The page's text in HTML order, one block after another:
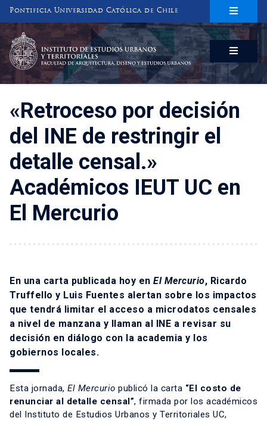
Pontificia Universidad Católica de Chile
INSTITUTO DE ESTUDIOS URBANOS
Y TERRITORIALES
FACULTAD DE ARQUITECTURA, DISEÑO Y ESTUDIOS URBANOS
«Retroceso por decisión
del INE de restringir el
detalle censal.»
Académicos IEUT UC en
El Mercurio
En una carta publicada hoy en El Mercurio, Ricardo
Truffello y Luis Fuentes alertan sobre los impactos
que tendrá limitar el acceso a microdatos censales
a nivel de manzana y llaman al INE a revisar su
decisión en diálogo con la academia y los
gobiernos locales.
Esta jornada, El Mercurio publicó la carta “El costo de
renunciar al detalle censal”, firmada por los académicos
del Instituto de Estudios Urbanos y Territoriales UC,